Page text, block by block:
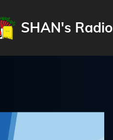
SHAN's Radio